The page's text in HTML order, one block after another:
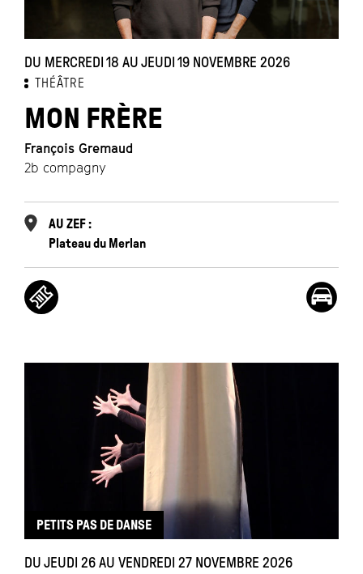
DU MERCREDI 18 AU JEUDI 19 NOVEMBRE 2026
THÉÂTRE
MON FRÈRE
François Gremaud
2b compagny
AU ZEF :
Plateau du Merlan
PETITS PAS DE DANSE
DU JEUDI 26 AU VENDREDI 27 NOVEMBRE 2026